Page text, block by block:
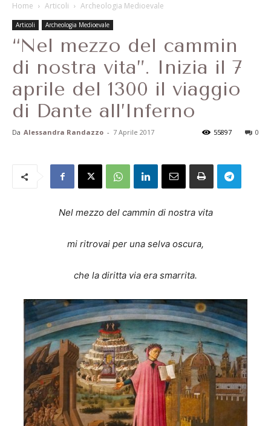
Home Articoli Archeologia Medioevale
Articoli Archeologia Medioevale
“Nel mezzo del cammin
di nostra vita”. Inizia il 7
aprile del 1300 il viaggio
di Dante all’Inferno
Da Alessandra Randazzo - 7 Aprile 2017 0
55897
Nel mezzo del cammin di nostra vita
mi ritrovai per una selva oscura,
che la diritta via era smarrita.